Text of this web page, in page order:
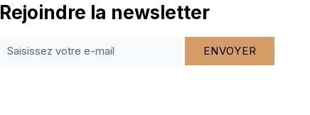
Rejoindre la newsletter
ENVOYER